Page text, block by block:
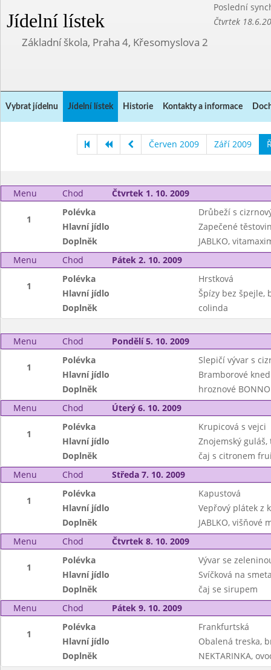
Jídelní lístek
Poslední
Čtvrtek
Základní škola, Praha 4, Křesomyslova 2
Vybrat jídelnu Jídelní lístek Historie Kontakty a informace
Červen 2009 Září 2009
Menu Chod Čtvrtek 1. 10. 2009
1
Polévka
Drůbeží s
Hlavní jídlo
Zapečené
Doplněk
JABLKO,
Menu
Chod Pátek 2. 10. 2009
1
Polévka
Hrstková
Hlavní jídlo
Špízy bez špejle,
Doplněk
colinda
Menu Chod Pondělí 5. 10. 2009
1
Polévka
Slepičí vývar s
Hlavní jídlo
Bramborové
Doplněk
hroznové BONNO
Menu
Chod Úterý 6. 10. 2009
1
Polévka
Krupicová s vejci
Hlavní jídlo
Znojemský guláš,
Doplněk
čaj s citronem
Menu
Chod Středa 7. 10. 2009
1
Polévka
Kapustová
Hlavní jídlo
Vepřový plátek z
Doplněk
JABLKO, višňové
Menu
Chod Čtvrtek 8. 10. 2009
1
Polévka
Vývar se
Hlavní jídlo
Svíčková na
Doplněk
čaj se sirupem
Menu
Chod Pátek 9. 10. 2009
1
Polévka
Frankfurtská
Hlavní jídlo
Obalená treska,
Doplněk
NEKTARINKA,